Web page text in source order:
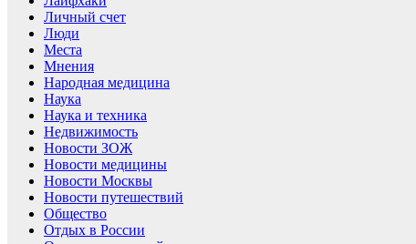
Личный счет
Люди
Места
Мнения
Народная медицина
Наука
Наука и техника
Недвижимость
Новости ЗОЖ
Новости медицины
Новости Москвы
Новости путешествий
Общество
Отдых в России